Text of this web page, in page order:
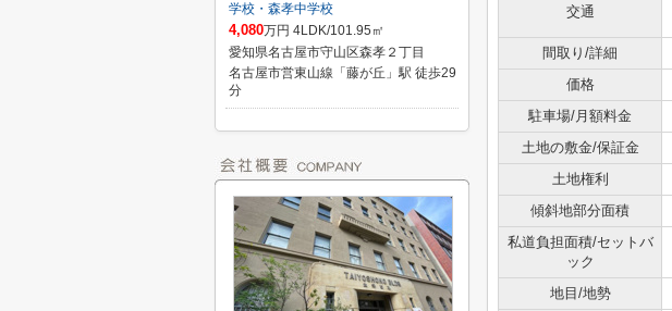
交通
間取り/詳細
価格
駐車場/月額料金
土地の敷金/保証金
土地権利
傾斜地部分面積
私道負担面積/セットバ
ック
地目/地勢
学校・森孝中学校
4,080万円 4LDK/101.95㎡
愛知県名古屋市守山区森孝２丁目
名古屋市営東山線「藤が丘」駅 徒歩29
分